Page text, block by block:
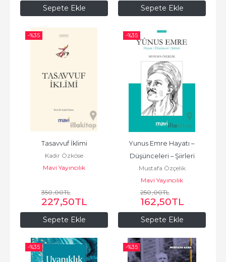
Sepete Ekle Sepete Ekle
-%35
Sepete Ekle
Tasavvuf İklimi
Kadir Özköse
Mavi Yayıncılık
350,00TL
227,50TL
-%35
Sepete Ekle
Yunus Emre Hayatı –
Düşünceleri – Şiirleri
Mustafa Özçelik
Mavi Yayıncılık
250,00TL
162,50TL
-%35 -%35